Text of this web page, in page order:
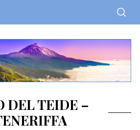
DEL TEIDE –